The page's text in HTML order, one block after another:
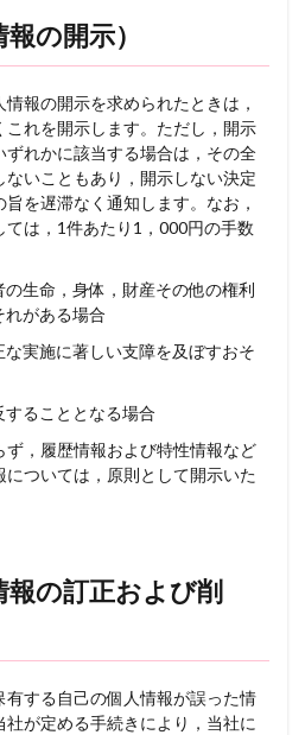
の開示）
報の開示を求められたときは，
これを開示します。ただし，開示
ずれかに該当する場合は，その全
いこともあり，開示しない決定
を遅滞なく通知します。なお，
ては，1件あたり1，000円の手数
生命，身体，財産その他の権利
がある場合
な実施に著しい支障を及ぼすおそ
ることとなる場合
ず，履歴情報および特性情報など
ついては，原則として開示いた
の訂正および削
有する自己の個人情報が誤った情
が定める手続きにより，当社に